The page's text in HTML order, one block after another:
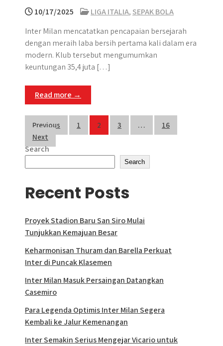
10/17/2025 LIGA ITALIA, SEPAK BOLA
Inter Milan mencatatkan pencapaian bersejarah
dengan meraih laba bersih pertama kali dalam era
modern. Klub tersebut mengumumkan
keuntungan 35,4 juta […]
Read more →
Posts
pagination
Previous 1 2 3 …
16
Next
Search
Search
Recent Posts
Proyek Stadion Baru San Siro Mulai
Tunjukkan Kemajuan Besar
Keharmonisan Thuram dan Barella Perkuat
Inter di Puncak Klasemen
Inter Milan Masuk Persaingan Datangkan
Casemiro
Para Legenda Optimis Inter Milan Segera
Kembali ke Jalur Kemenangan
Inter Semakin Serius Mengejar Vicario untuk